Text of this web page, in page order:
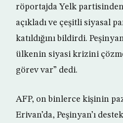
röportajda Yelk
açıkladı ve çeşitli siyasal
katıldığını bildirdi.
ülkenin siyasi krizini
görev var” dedi.
AFP, on binlerce kişinin
Erivan’da, Peşinyan’ı